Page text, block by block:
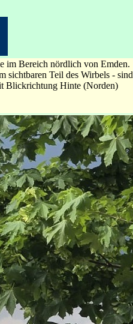
im Bereich nördlich von Emden.
sichtbaren Teil des Wirbels - sind
Blickrichtung Hinte (Norden)